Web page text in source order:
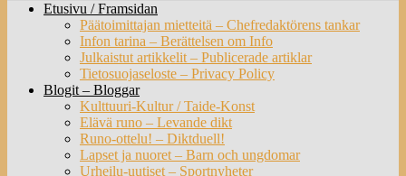
Etusivu / Framsidan
Päätoimittajan mietteitä – Chefredaktörens tankar
Infon tarina – Berättelsen om Info
Julkaistut artikkelit – Publicerade artiklar
Tietosuojaseloste – Privacy Policy
Blogit – Bloggar
Kulttuuri-Kultur / Taide-Konst
Elävä runo – Levande dikt
Runo-ottelu! – Diktduell!
Lapset ja nuoret – Barn och ungdomar
Urheilu-uutiset – Sportnyheter